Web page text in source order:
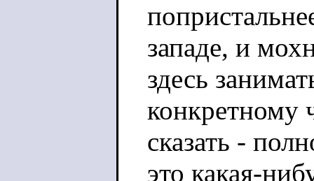
западе, и
здесь
конкретному
сказать -
это какая-